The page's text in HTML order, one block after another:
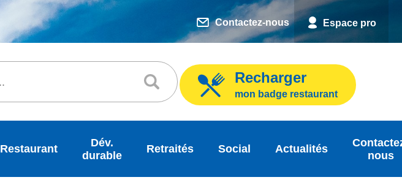
Contactez-nous Espace pro
Recharger
mon badge restaurant
Restaurant
Dév.
durable
Retraités Social Actualités
nous